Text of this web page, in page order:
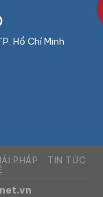
Hồ Chí Minh
PHÁP
TIN TỨC